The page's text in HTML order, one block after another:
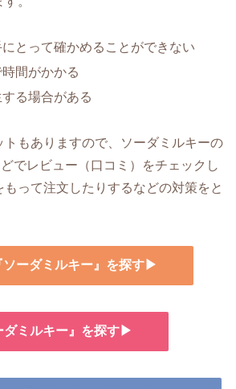
とって確かめることができない
間がかかる
る場合がある
トもありますので、ソーダミルキーの
でレビュー（口コミ）をチェックし
って注文したりするなどの対策をと
ーダミルキー』を探す▶
ダミルキー』を探す▶